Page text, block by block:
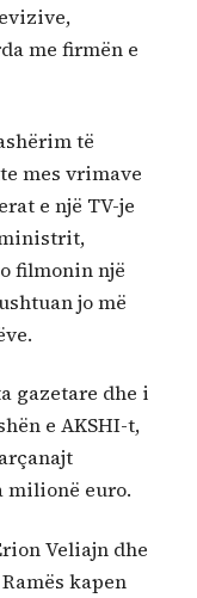
me firmën e
të
mes vrimave
e një TV-je
filmonin një
jo më
gazetare dhe i
e AKSHI-t,
milionë euro.
Veliajn dhe
kapen